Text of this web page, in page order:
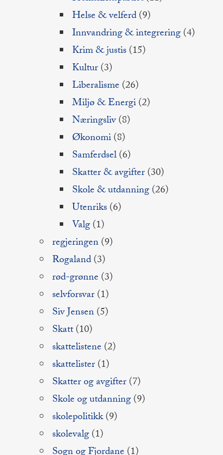
Helse & velferd(9)
Innvandring & integrering(4)
Krim & justis(15)
Kultur(3)
Liberalisme (26)
Miljø & Energi(2)
Næringsliv(8)
Økonomi(8)
Samferdsel(6)
Skatter & avgifter(30)
Skole & utdanning(26)
Utenriks(6)
Valg(1)
regjeringen(9)
Rogaland(3)
rød-grønne (3)
selvforsvar(1)
Siv Jensen(5)
Skatt(10)
skattelistene (2)
skattelister(1)
Skatter og avgifter(7)
Skole og utdanning(9)
skolepolitikk(9)
skolevalg(1)